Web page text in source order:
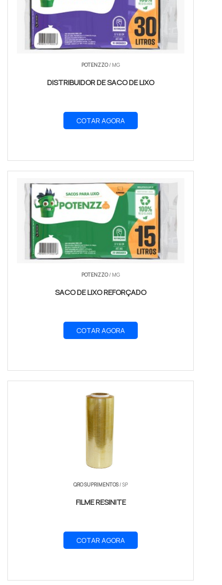
POTENZZO/ MG
DISTRIBUIDOR DE SACO DE LIXO
COTAR AGORA
POTENZZO/ MG
SACO DE LIXO REFORÇADO
COTAR AGORA
QRO SUPRIMENTOS/ SP
FILME RESINITE
COTAR AGORA